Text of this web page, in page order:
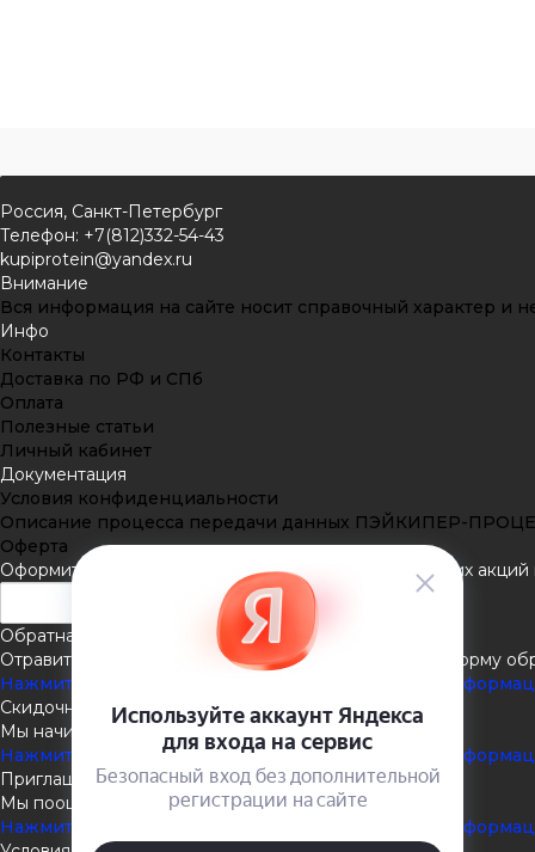
Россия, Санкт-Петербург
Телефон: +7(812)332-54-43
kupiprotein@yandex.ru
Внимание
Вся информация на сайте носит справочный характер и
Инфо
Контакты
Доставка по РФ и СПб
Оплата
Полезные статьи
Личный кабинет
Документация
Условия конфиденциальности
Описание процесса передачи данных ПЭЙКИПЕР-
Оферта
Оформить подписку
Подпишитесь на рассылку наших
Обратная связь
Отравить нам сообщение или задать вопрос через форму
Нажмите здесь для получения дополнительной
Скидочная система
Мы начисляем кэшбэк с покупок
Нажмите здесь для получения дополнительной
Приглашаем к партнёрству
Мы поощеряем наших партнёров
Нажмите здесь для получения дополнительной